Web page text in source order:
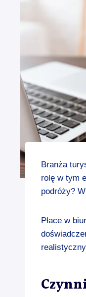
Branża
rolę w tym
podróży?
Płace w